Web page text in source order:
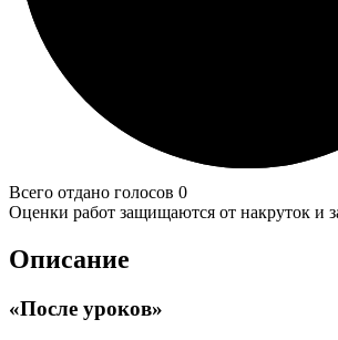
Всего отдано голосов 0
Оценки работ защищаются от накруток и
Описание
«После уроков»